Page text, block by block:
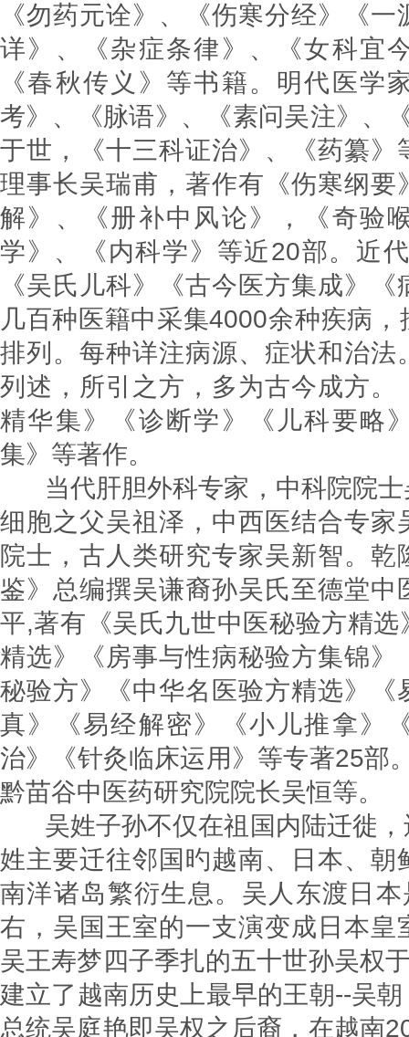
《勿药元诠》、《伤寒分经》《
详》、《杂症条律》、《女科宜
《春秋传义》等书籍。明代医学
考》、《脉语》、《素问吴注》、
于世，《十三科证治》、《药纂》
理事长吴瑞甫，著作有《伤寒纲要
解》、《册补中风论》，《奇验
学》、《内科学》等近20部。近
《吴氏儿科》《古今医方集成》
几百种医籍中采集4000余种疾病
排列。每种详注病源、症状和治法
列述，所引之方，多为古今成方。
精华集》《诊断学》《儿科要略
集》等著作。
当代肝胆外科专家，中科院院士
细胞之父吴祖泽，中西医结合专家
院士，古人类研究专家吴新智。乾
鉴》总编撰吴谦裔孙吴氏至德堂中
平,著有《吴氏九世中医秘验方精
精选》《房事与性病秘验方集锦》
秘验方》《中华名医验方精选》《
真》《易经解密》《小儿推拿》
治》《针灸临床运用》等专著25部
黔苗谷中医药研究院院长
吴姓子孙不仅在祖国内陆迁徙，
姓主要迁往邻国旳越南、日本、朝
南洋诸岛繁衍生息。吴人东渡日
右，吴国王室的一支演变成日本皇
吴王寿梦四子季扎的五十世孙吴权
建立了越南历史上最早的王朝--吴
总统吴庭艳即吴权之后裔，在越南